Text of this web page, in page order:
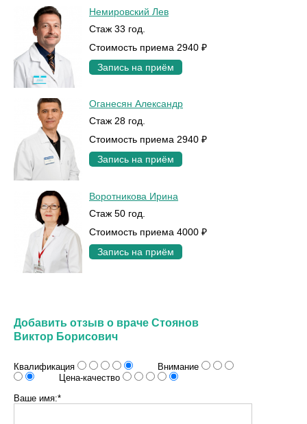
Немировский Лев
Стаж 33 год.
Стоимость приема 2940 ₽
Запись на приём
Оганесян Александр
Стаж 28 год.
Стоимость приема 2940 ₽
Запись на приём
Воротникова Ирина
Стаж 50 год.
Стоимость приема 4000 ₽
Запись на приём
Добавить отзыв о враче Стоянов
Виктор Борисович
Квалификация
Внимание
Цена-качество
Ваше имя:*